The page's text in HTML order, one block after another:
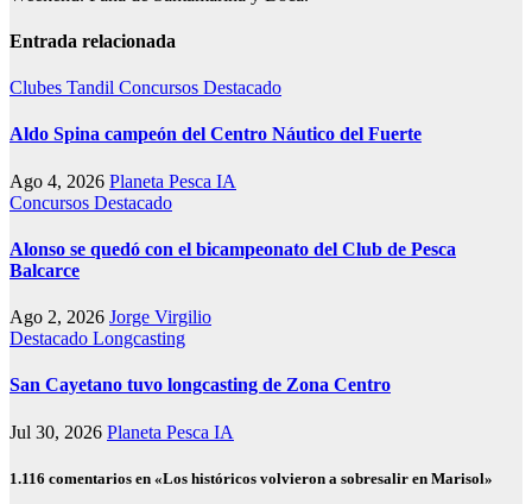
Entrada relacionada
Clubes Tandil Concursos Destacado
Aldo Spina campeón del Centro Náutico del Fuerte
Ago 4, 2026 Planeta Pesca IA
Concursos Destacado
Alonso se quedó con el bicampeonato del Club de Pesca
Balcarce
Ago 2, 2026 Jorge Virgilio
Destacado Longcasting
San Cayetano tuvo longcasting de Zona Centro
Jul 30, 2026 Planeta Pesca IA
1.116 comentarios en «Los históricos volvieron a sobresalir en Marisol»